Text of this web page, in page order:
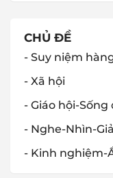
CHỦ ĐỀ
- Suy niệm
- Xã hội
- Giáo hội-Sống
- Nghe-Nhìn-
- Kinh nghiệm-